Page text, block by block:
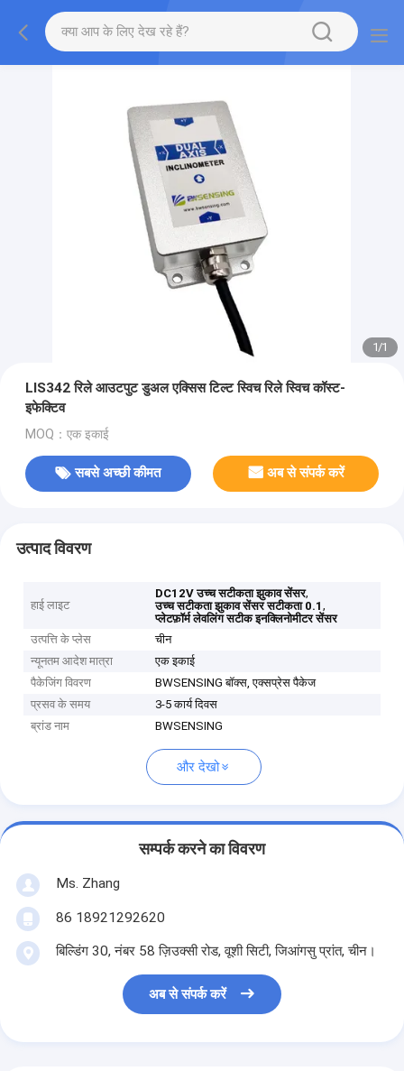
1/1
LIS342 रिले आउटपुट डुअल एक्सिस टिल्ट स्विच रिले स्विच कॉस्ट-
इफेक्टिव
MOQ：एक इकाई
सबसे अच्छी कीमत अब से संपर्क करें
उत्पाद विवरण
हाई लाइट
DC12V उच्च सटीकता झुकाव सेंसर,
उच्च सटीकता झुकाव सेंसर सटीकता 0.1,
प्लेटफ़ॉर्म लेवलिंग सटीक इनक्लिनोमीटर सेंसर
उत्पत्ति के प्लेस
चीन
न्यूनतम आदेश मात्रा
एक इकाई
पैकेजिंग विवरण
BWSENSING बॉक्स, एक्सप्रेस पैकेज
प्रसव के समय
3-5 कार्य दिवस
ब्रांड नाम
BWSENSING
और देखो
सम्पर्क करने का विवरण
Ms. Zhang
86 18921292620
बिल्डिंग 30, नंबर 58 ज़िउक्सी रोड, वूशी सिटी, जिआंगसु प्रांत, चीन।
अब से संपर्क करें